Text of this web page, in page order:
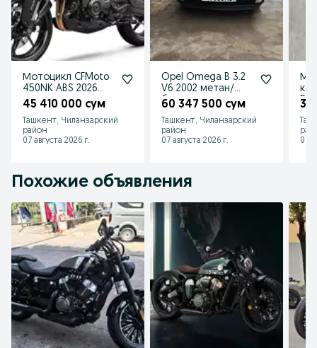
Мотоцикл CFMoto
450NK ABS 2026
заказ
45 410 000 сум
Ташкент, Чиланзарский
район
07 августа 2026 г.
Opel Omega B 3.2
V6 2002 метан/
бензин
60 347 500 сум
Ташкент, Чиланзарский
район
07 августа 2026 г.
3
07
Похожие объявления